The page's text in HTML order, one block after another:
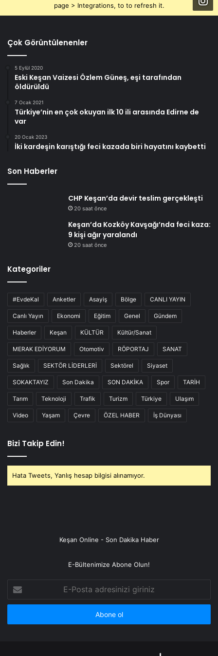
page > Integrations, to to refresh it.
Çok Görüntülenenler
5 Eylül 2020
Eski Keşan Vaizesi Özlem Güneş, eşi tarafından
öldürüldü
7 Ocak 2021
Türkiye’nin en çok okuyan ilk 10 ili arasında Edirne de
var
20 Ocak 2023
İki kardeşin karıştığı feci kazada biri hayatını kaybetti
Son Haberler
CHP Keşan’da devir teslim gerçekleşti
20 saat önce
Keşan’da Kozköy Kavşağı’nda feci kaza:
9 kişi ağır yaralandı
20 saat önce
Kategoriler
#EvdeKal Anketler Asayiş Bölge CANLI YAYIN
Canlı Yayın Ekonomi Eğitim Genel Gündem
Haberler Keşan KÜLTÜR Kültür/Sanat
MERAK EDİYORUM Otomotiv RÖPORTAJ SANAT
Sağlık SEKTÖR LİDERLERİ Sektörel Siyaset
SOKAKTAYIZ Son Dakika SON DAKİKA Spor TARİH
Tarım Teknoloji Trafik Turizm Türkiye Ulaşım
Video Yaşam Çevre ÖZEL HABER İş Dünyası
Bizi Takip Edin!
Hata Tweets, Yanlış hesap bilgisi alınamıyor.
Keşan Online - Son Dakika Haber
E-Bültenimize Abone Olun!
Posta
adresinizi